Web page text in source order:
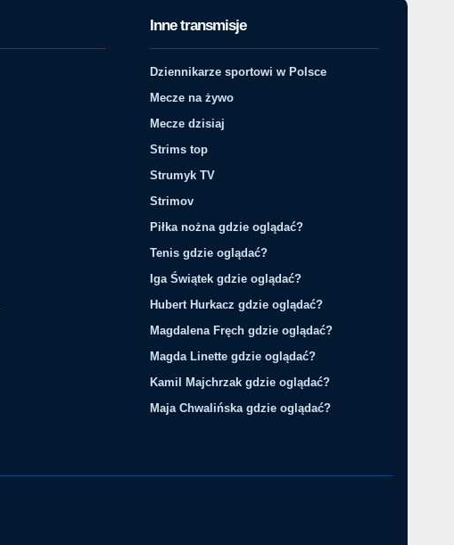
Inne transmisje
Dziennikarze sportowi w Polsce
Mecze na żywo
Mecze dzisiaj
Strims top
Strumyk TV
Strimov
Piłka nożna gdzie oglądać?
Tenis gdzie oglądać?
Iga Świątek gdzie oglądać?
Hubert Hurkacz gdzie oglądać?
Magdalena Fręch gdzie oglądać?
Magda Linette gdzie oglądać?
Kamil Majchrzak gdzie oglądać?
Maja Chwalińska gdzie oglądać?